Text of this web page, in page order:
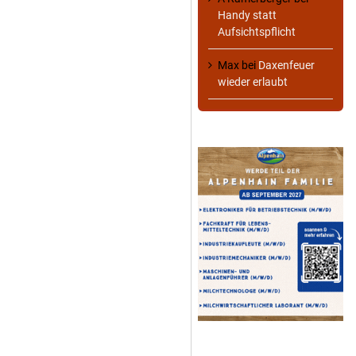
Handy statt
Aufsichtspflicht
Max bei Daxenfeuer
wieder erlaubt